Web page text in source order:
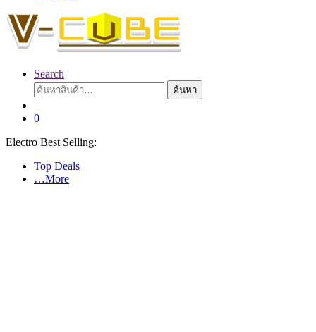
Search
ค้นหา:
ค้นหา
0
Electro Best Selling:
Top Deals
…More